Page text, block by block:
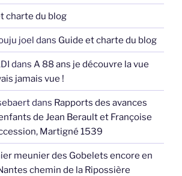
charte du blog
joel dans Guide et charte du blog
dans A 88 ans je découvre la vue
jamais vue !
dans Rapports des avances
de Jean Berault et Françoise
Martigné 1539
meunier des Gobelets encore en
chemin de la Ripossière